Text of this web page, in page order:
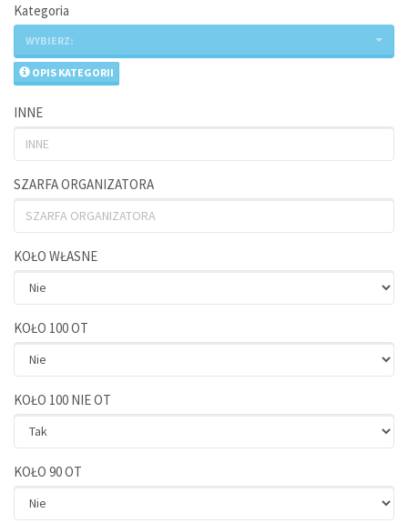
Kategoria
WYBIERZ:
OPIS KATEGORII
INNE
SZARFA ORGANIZATORA
KOŁO WŁASNE
KOŁO 100 OT
KOŁO 100 NIE OT
KOŁO 90 OT